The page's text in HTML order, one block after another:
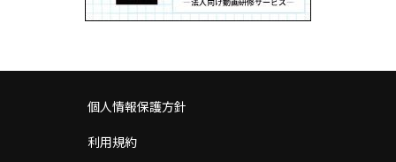
個人情報保護方針
利用規約